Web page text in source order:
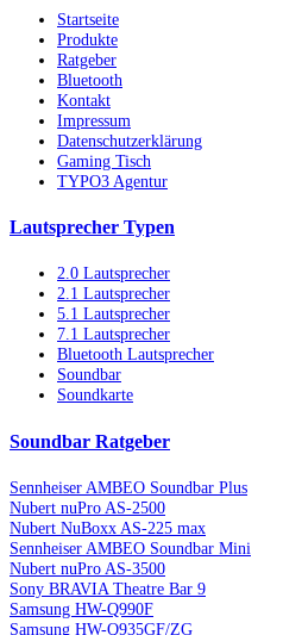
Startseite
Produkte
Ratgeber
Bluetooth
Kontakt
Impressum
Datenschutzerklärung
Gaming Tisch
TYPO3 Agentur
Lautsprecher Typen
2.0 Lautsprecher
2.1 Lautsprecher
5.1 Lautsprecher
7.1 Lautsprecher
Bluetooth Lautsprecher
Soundbar
Soundkarte
Soundbar Ratgeber
Sennheiser AMBEO Soundbar Plus
Nubert nuPro AS-2500
Nubert NuBoxx AS-225 max
Sennheiser AMBEO Soundbar Mini
Nubert nuPro AS-3500
Sony BRAVIA Theatre Bar 9
Samsung HW-Q990F
Samsung HW-Q935GF/ZG